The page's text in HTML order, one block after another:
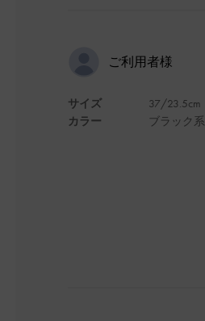
ご利用者様
サイズ
カラー
37/23.5cm
ブラック系